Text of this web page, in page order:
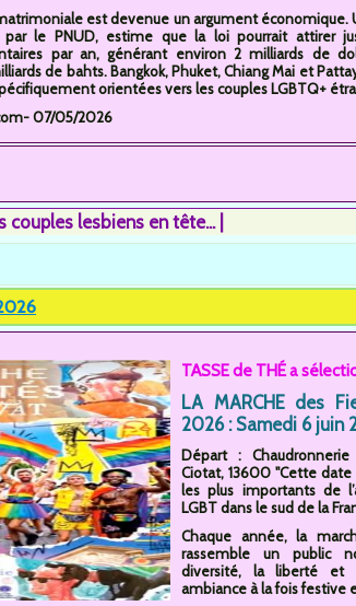
est devenue un argument économique.
le PNUD, estime que la loi pourrait attirer
par an, générant environ 2 milliards de
de bahts. Bangkok, Phuket, Chiang Mai et
orientées vers les couples LGBTQ+
07/05/2026
couples lesbiens en tête...
TASSE de THÉ a
LA MARCHE des
2026 : Samedi 6 juin
Départ :
Ciotat, 13600 "Cette date
les plus importants de
LGBT dans le sud de la
Chaque année, la
rassemble un public
diversité, la liberté et
ambiance à la fois festive